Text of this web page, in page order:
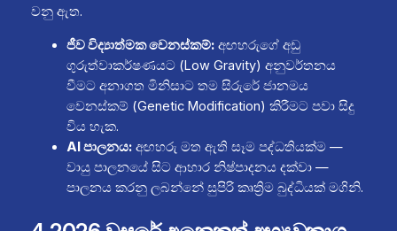
වනු ඇත.
ජීව විද්‍යාත්මක වෙනස්කම්:අඟහරුගේ අඩු
ගුරුත්වාකර්ෂණයට (Low Gravity) අනුවර්තනය
වීමට අනාගත මිනිසාට තම සිරුරේ ජානමය
වෙනස්කම් (Genetic Modification) කිරීමට පවා සිදු
විය හැක.
AI පාලනය:අඟහරු මත ඇති සෑම පද්ධතියක්ම —
වායු පාලනයේ සිට ආහාර නිෂ්පාදනය දක්වා —
පාලනය කරනු ලබන්නේ සුපිරි කෘත්‍රිම බුද්ධියක් මගිනි.